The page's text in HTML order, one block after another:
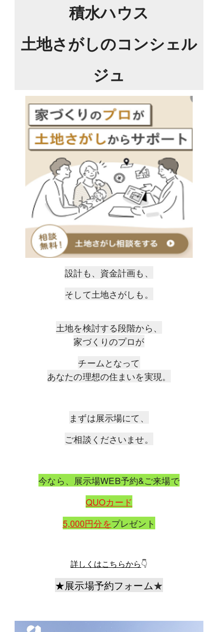
積⽔ハウス
⼟地さがしのコンシェル
ジュ
設計も、資⾦計画も、
そして⼟地さがしも。
⼟地を検討する段階から、
家づくりのプロが
チームとなって
あなたの理想の住まいを実現。
まずは展示場にて、
ご相談くださいませ。
今なら、展示場WEB予約&ご来場で
QUOカード
5,000円分をプレゼント
詳しくはこちらから👇
★展示場予約フォーム★